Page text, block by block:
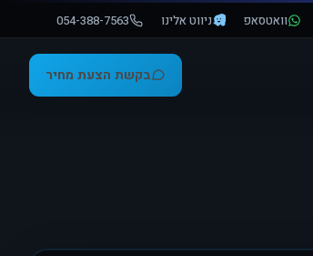
וואטסאפ ניווט אלינו 054-388-7563
בקשת הצעת מחיר